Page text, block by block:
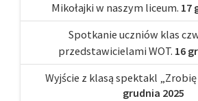
Mikołajki w naszym liceum. 17
Spotkanie uczniów klas
przedstawicielami WOT. 16
Wyjście z klasą spektakl „Zrobię
grudnia 2025